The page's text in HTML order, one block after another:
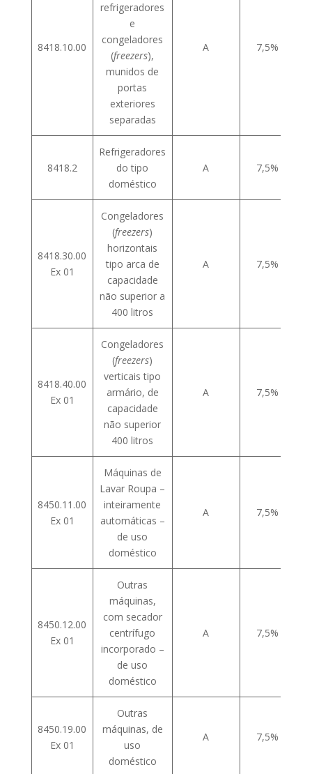
8418.10.00
refrigeradores
e
congeladores
(freezers),
munidos de
portas
exteriores
separadas
A 7,5%
8418.2
Refrigeradores
do tipo
doméstico
A 7,5%
8418.30.00
Ex 01
Congeladores
(freezers)
horizontais
tipo arca de
capacidade
não superior a
400 litros
A 7,5%
8418.40.00
Ex 01
Congeladores
(freezers)
verticais tipo
armário, de
capacidade
não superior
400 litros
A 7,5%
8450.11.00
Ex 01
Máquinas de
Lavar Roupa –
inteiramente
automáticas –
de uso
doméstico
A 7,5%
8450.12.00
Ex 01
Outras
máquinas,
com secador
centrífugo
incorporado –
de uso
doméstico
A 7,5%
8450.19.00
Ex 01
Outras
máquinas, de
uso
doméstico
A 7,5%